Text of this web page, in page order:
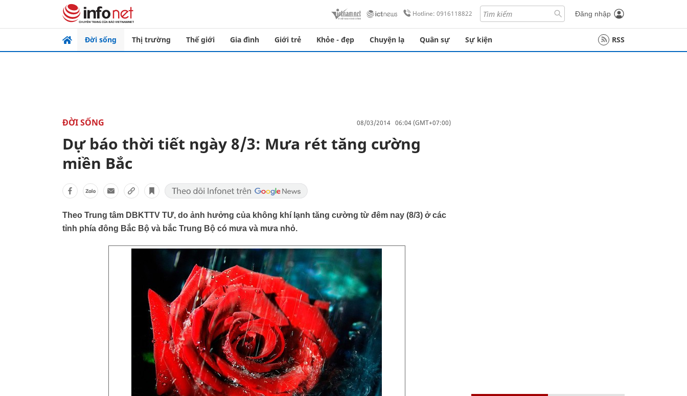
Hotline: 0916118822 Đăng nhập
Đời sống Thị trường Thế giới Gia đình Giới trẻ Khỏe - đẹp Chuyện lạ Quân sự Sự kiện RSS
ĐỜI SỐNG 08/03/2014 06:04 (GMT+07:00)
Dự báo thời tiết ngày 8/3: Mưa rét tăng cường
miền Bắc
Theo Trung tâm DBKTTV TƯ, do ảnh hưởng của không khí lạnh tăng cường từ đêm nay (8/3) ở các
tỉnh phía đông Bắc Bộ và bắc Trung Bộ có mưa và mưa nhỏ.